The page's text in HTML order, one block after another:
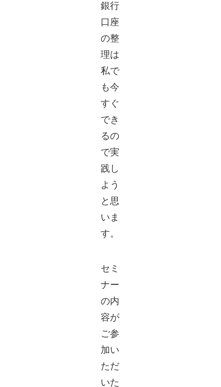
銀行
口座
の整
理は
私で
も今
すぐ
でき
るの
で実
践し
よう
と思
いま
す。
セミ
ナー
の内
容が
ご参
加い
ただ
いた